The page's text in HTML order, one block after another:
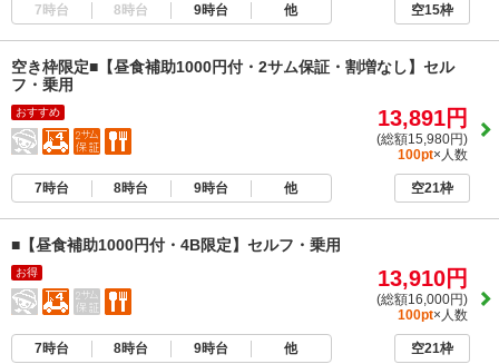
7時台 8時台 9時台 他 空15枠
空き枠限定■【昼食補助1000円付・2サム保証・割増なし】セル
フ・乗用
おすすめ 13,891円
(総額15,980円)
100pt×人数
7時台 8時台 9時台 他 空21枠
■【昼食補助1000円付・4B限定】セルフ・乗用
お得 13,910円
(総額16,000円)
100pt×人数
7時台 8時台 9時台 他 空21枠